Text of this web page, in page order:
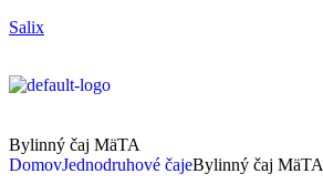
Salix
Bylinný čaj MäTA
DomovJednodruhové čajeBylinný čaj MäTA